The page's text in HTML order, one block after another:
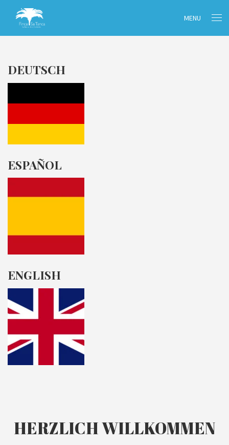
MENU
DEUTSCH
ESPAÑOL
ENGLISH
HERZLICH WILLKOMMEN